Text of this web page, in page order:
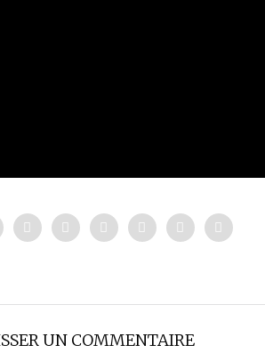
UN COMMENTAIRE